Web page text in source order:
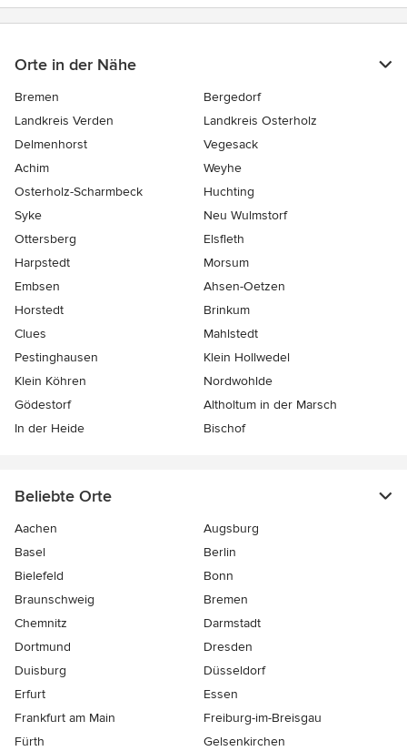
Orte in der Nähe
Bremen
Bergedorf
Landkreis Verden
Landkreis Osterholz
Delmenhorst
Vegesack
Achim
Weyhe
Osterholz-Scharmbeck
Huchting
Syke
Neu Wulmstorf
Ottersberg
Elsfleth
Harpstedt
Morsum
Embsen
Ahsen-Oetzen
Horstedt
Brinkum
Clues
Mahlstedt
Pestinghausen
Klein Hollwedel
Klein Köhren
Nordwohlde
Gödestorf
Altholtum in der Marsch
In der Heide
Bischof
Beliebte Orte
Aachen
Augsburg
Basel
Berlin
Bielefeld
Bonn
Braunschweig
Bremen
Chemnitz
Darmstadt
Dortmund
Dresden
Duisburg
Düsseldorf
Erfurt
Essen
Frankfurt am Main
Freiburg-im-Breisgau
Fürth
Gelsenkirchen